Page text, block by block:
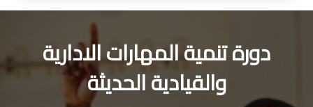
دورة تنمية المهارات الادارية
والقيادية الحديثة